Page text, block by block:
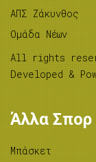
ΑΠΣ Ζάκυνθος
Ομάδα Νέων
All rights
Developed &
Άλλα Σπορ
Μπάσκετ